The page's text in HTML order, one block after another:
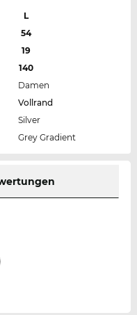
L
54
19
140
Damen
Vollrand
Silver
Grey Gradient